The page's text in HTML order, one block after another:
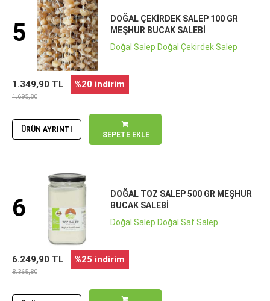
5
DOĞAL ÇEKIRDEK SALEP 100 GR
MEŞHUR BUCAK SALEBI
Doğal Salep Doğal Çekirdek Salep
1.349,90 TL %20 indirim
1.695,80
ÜRÜN AYRINTI
SEPETE EKLE
6
DOĞAL TOZ SALEP 500 GR MEŞHUR
BUCAK SALEBI
Doğal Salep Doğal Saf Salep
6.249,90 TL %25 indirim
8.365,80